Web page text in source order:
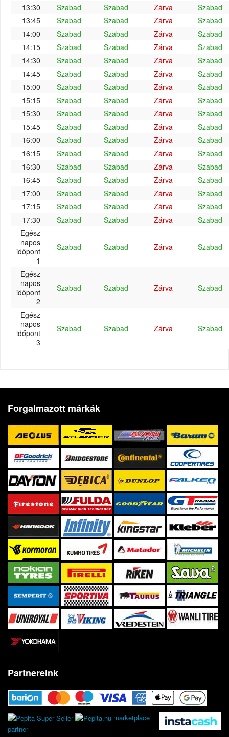
13:30
Szabad Szabad Zárva
Szabad
13:45
Szabad Szabad Zárva
Szabad
14:00
Szabad Szabad Zárva
Szabad
14:15
Szabad Szabad Zárva
Szabad
14:30
Szabad Szabad Zárva
Szabad
14:45
Szabad Szabad Zárva
Szabad
15:00
Szabad Szabad Zárva
Szabad
15:15
Szabad Szabad Zárva
Szabad
15:30
Szabad Szabad Zárva
Szabad
15:45
Szabad Szabad Zárva
Szabad
16:00
Szabad Szabad Zárva
Szabad
16:15
Szabad Szabad Zárva
Szabad
16:30
Szabad Szabad Zárva
Szabad
16:45
Szabad Szabad Zárva
Szabad
17:00
Szabad Szabad Zárva
Szabad
17:15
Szabad Szabad Zárva
Szabad
17:30
Szabad Szabad Zárva
Szabad
Egész
napos
időpont
1
Szabad Szabad Zárva Szabad
Egész
napos
időpont
2
Szabad Szabad Zárva Szabad
Egész
napos
időpont
3
Szabad Szabad Zárva Szabad
Forgalmazott márkák
Partnereink
marketplace
partner